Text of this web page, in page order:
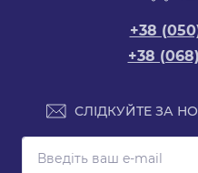
+38
+38
СЛІДКУЙТЕ ЗА